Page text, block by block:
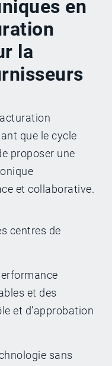
en
la
que le cycle
proposer une
et collaborative.
centres de
et des
et d’approbation
sans